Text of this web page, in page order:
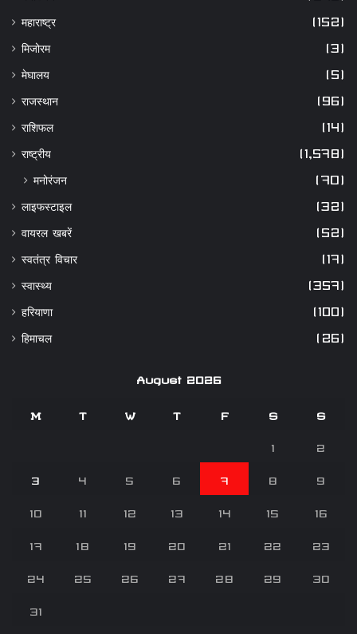
महाराष्ट्र (152)
मिजोरम (3)
मेघालय (5)
राजस्थान (96)
राशिफल (14)
राष्ट्रीय (1,578)
मनोरंजन (70)
लाइफस्टाइल (32)
वायरल खबरें (52)
स्वतंत्र विचार (17)
स्वास्थ्य (357)
हरियाणा (100)
हिमाचल (26)
August 2026
M T W T F S S
1 2
3 4 5 6 7 8 9
10 11 12 13 14 15 16
17 18 19 20 21 22 23
24 25 26 27 28 29 30
31